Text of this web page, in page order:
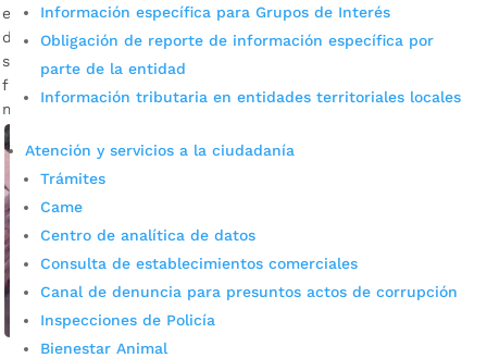
Información específica para Grupos de Interés
Obligación de reporte de información específica por
parte de la entidad
Información tributaria en entidades territoriales locales
Atención y servicios a la ciudadanía
Trámites
Came
Centro de analítica de datos
Consulta de establecimientos comerciales
Canal de denuncia para presuntos actos de corrupción
Inspecciones de Policía
Bienestar Animal
encontrar soluciones en problemáticas de violencia,
delincuencia, crimen e inseguridad. José David Cavanzo,
secretario del Interior Descargar audio El Plan es
fundamental para determinar las inversiones durante el
mandato […]